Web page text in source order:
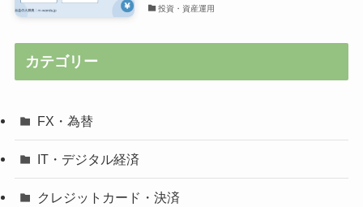
投資・資産運用
カテゴリー
FX・為替
IT・デジタル経済
クレジットカード・決済